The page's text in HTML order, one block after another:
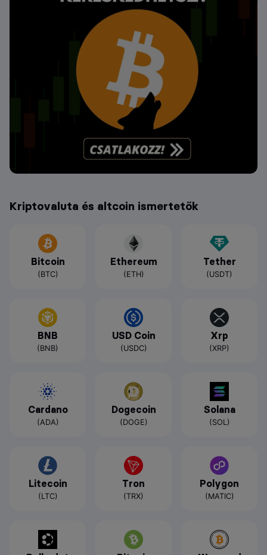
Kriptovaluta és altcoin ismertetők
Bitcoin
(BTC)
Ethereum
(ETH)
Tether
(USDT)
BNB
(BNB)
USD Coin
(USDC)
Xrp
(XRP)
Cardano
(ADA)
Dogecoin
(DOGE)
Solana
(SOL)
Litecoin
(LTC)
Tron
(TRX)
Polygon
(MATIC)